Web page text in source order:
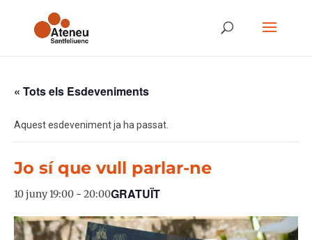
« Tots els Esdeveniments
Aquest esdeveniment ja ha passat.
Jo sí que vull parlar-ne
10 juny 19:00 - 20:00GRATUÏT